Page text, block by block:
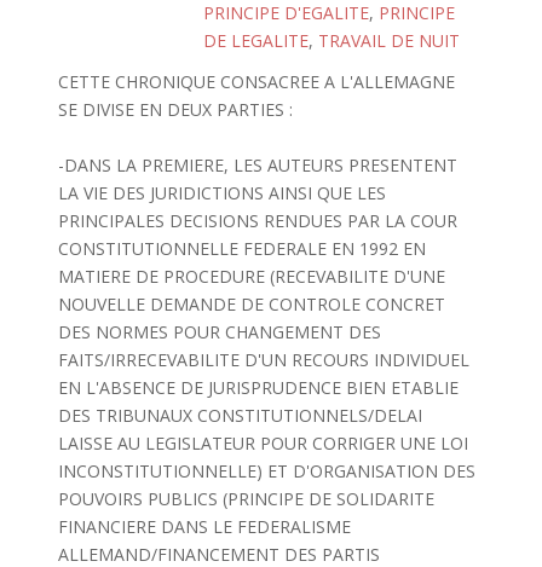
PRINCIPE D'EGALITE, PRINCIPE
DE LEGALITE, TRAVAIL DE NUIT
CETTE CHRONIQUE CONSACREE A L'ALLEMAGNE
SE DIVISE EN DEUX PARTIES :
-DANS LA PREMIERE, LES AUTEURS PRESENTENT
LA VIE DES JURIDICTIONS AINSI QUE LES
PRINCIPALES DECISIONS RENDUES PAR LA COUR
CONSTITUTIONNELLE FEDERALE EN 1992 EN
MATIERE DE PROCEDURE (RECEVABILITE D'UNE
NOUVELLE DEMANDE DE CONTROLE CONCRET
DES NORMES POUR CHANGEMENT DES
FAITS/IRRECEVABILITE D'UN RECOURS INDIVIDUEL
EN L'ABSENCE DE JURISPRUDENCE BIEN ETABLIE
DES TRIBUNAUX CONSTITUTIONNELS/DELAI
LAISSE AU LEGISLATEUR POUR CORRIGER UNE LOI
INCONSTITUTIONNELLE) ET D'ORGANISATION DES
POUVOIRS PUBLICS (PRINCIPE DE SOLIDARITE
FINANCIERE DANS LE FEDERALISME
ALLEMAND/FINANCEMENT DES PARTIS